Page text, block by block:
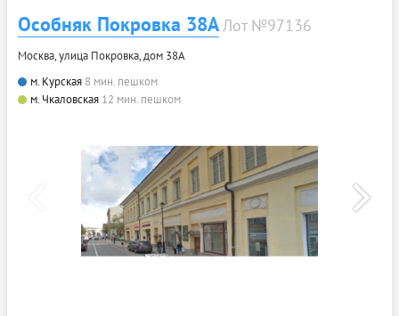
Особняк Покровка 38АЛот №97136
Москва, улица Покровка, дом 38А
м. Курская 8 мин. пешком
м. Чкаловская 12 мин. пешком